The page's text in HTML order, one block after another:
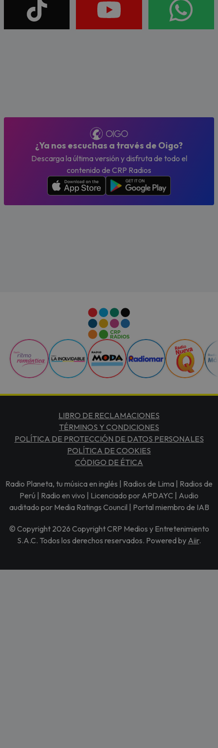
¿Ya nos escuchas a través de Oigo?
Descarga la última versión y disfruta de todo el
contenido de CRP Radios
LIBRO DE RECLAMACIONES
TÉRMINOS Y CONDICIONES
POLÍTICA DE PROTECCIÓN DE DATOS PERSONALES
POLÍTICA DE COOKIES
CÓDIGO DE ÉTICA
Radio Planeta, tu música en inglés | Radios de Lima | Radios de
Perú | Radio en vivo | Licenciado por APDAYC | Audio
auditado por Media Ratings Council | Portal miembro de IAB
© Copyright 2026 Copyright CRP Medios y Entretenimiento
S.A.C. Todos los derechos reservados. Powered by Aiir.